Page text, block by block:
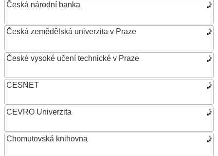
Česká národní banka
Česká zemědělská univerzita v Praze
České vysoké učení technické v Praze
CESNET
CEVRO Univerzita
Chomutovská knihovna